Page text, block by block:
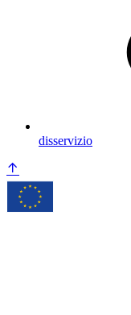
disservizio